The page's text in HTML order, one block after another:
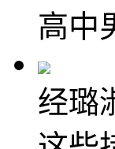
高中
经璐